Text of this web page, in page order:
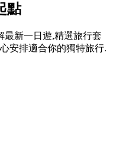
點
最新一日遊,精選旅行套
安排適合你的獨特旅行.